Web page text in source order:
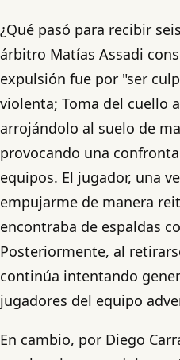
¿Qué pasó para recibir
árbitro Matías Assadi
expulsión fue por "ser
violenta; Toma del cuello
arrojándolo al suelo de
provocando una
equipos. El jugador, una
empujarme de manera
encontraba de espaldas
Posteriormente, al
continúa intentando
jugadores del equipo
En cambio, por Diego